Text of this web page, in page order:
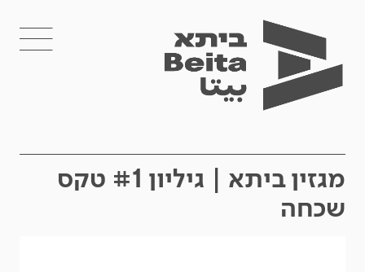
מגזין ביתא | גיליון #1 טקס
שכחה